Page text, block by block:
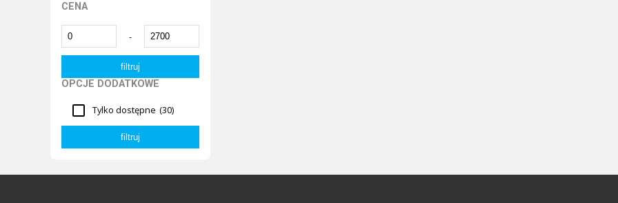
CENA
-
OPCJE DODATKOWE
Tylko dostępne (30)